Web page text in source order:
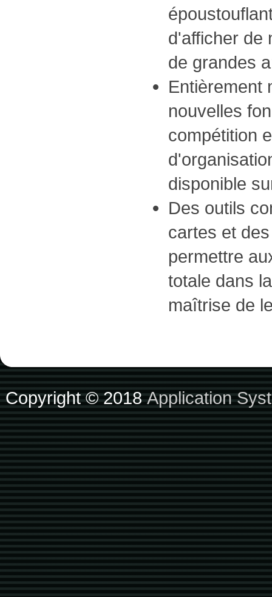
d'afficher de
de grandes
Entièrement
nouvelles
compétition
disponible
Des outils
cartes et
permettre
totale dans
maîtrise de
Copyright © 2018Application